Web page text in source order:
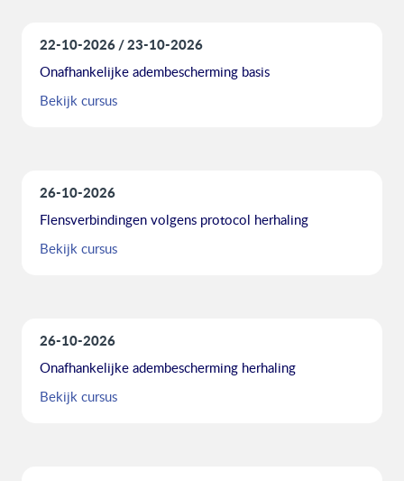
22-10-2026 23-10-2026
Onafhankelijke adembescherming basis
Bekijk cursus
26-10-2026
Flensverbindingen volgens protocol herhaling
Bekijk cursus
26-10-2026
Onafhankelijke adembescherming herhaling
Bekijk cursus